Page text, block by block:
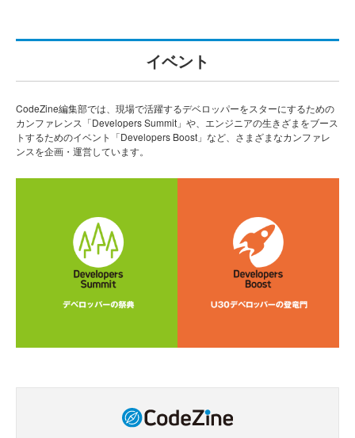
イベント
CodeZine編集部では、現場で活躍するデベロッパーをスターにするための
カンファレンス「Developers Summit」や、エンジニアの生きざまをブース
トするためのイベント「Developers Boost」など、さまざまなカンファレ
ンスを企画・運営しています。